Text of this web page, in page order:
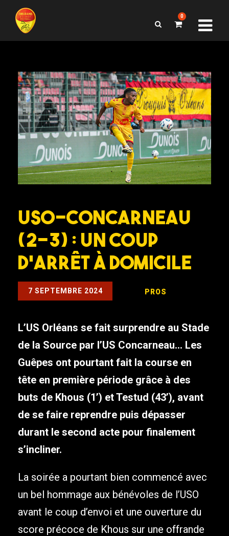
0
USO-Concarneau
(2-3) : Un coup
d’arrêt à domicile
7 SEPTEMBRE 2024 PROS
L’US Orléans se fait surprendre au Stade
de la Source par l’US Concarneau… Les
Guêpes ont pourtant fait la course en
tête en première période grâce à des
buts de Khous (1’) et Testud (43’), avant
de se faire reprendre puis dépasser
durant le second acte pour finalement
s’incliner.
La soirée a pourtant bien commencé avec
un bel hommage aux bénévoles de l’USO
avant le coup d’envoi et une ouverture du
score précoce de Khous sur une offrande